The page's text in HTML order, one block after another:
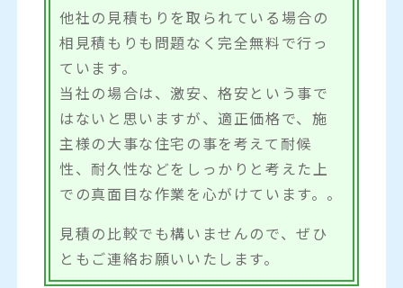
他社の見積もりを取られている場合の
相見積もりも問題なく完全無料で行っ
ています。
当社の場合は、激安、格安という事で
はないと思いますが、適正価格で、施
主様の大事な住宅の事を考えて耐候
性、耐久性などをしっかりと考えた上
での真面目な作業を心がけています。。
見積の比較でも構いませんので、ぜひ
ともご連絡お願いいたします。